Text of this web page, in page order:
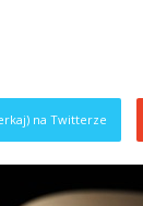
na Twitterze